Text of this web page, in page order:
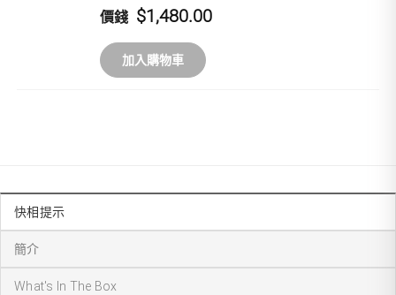
價錢 $1,480.00
加入購物車
快相提示
簡介
What's In The Box